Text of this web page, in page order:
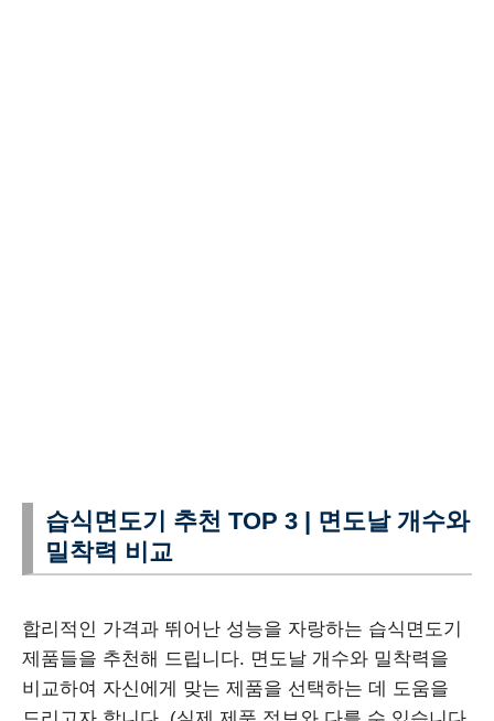
습식면도기 추천 TOP 3 | 면도날 개수와
밀착력 비교
합리적인 가격과 뛰어난 성능을 자랑하는 습식면도기
제품들을 추천해 드립니다. 면도날 개수와 밀착력을
비교하여 자신에게 맞는 제품을 선택하는 데 도움을